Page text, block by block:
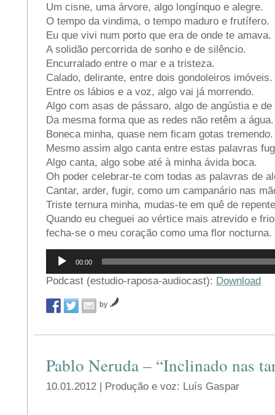
Um cisne, uma árvore, algo longínquo e alegre.
O tempo da vindima, o tempo maduro e frutífero.
Eu que vivi num porto que era de onde te amava.
A solidão percorrida de sonho e de silêncio.
Encurralado entre o mar e a tristeza.
Calado, delirante, entre dois gondoleiros imóveis.
Entre os lábios e a voz, algo vai já morrendo.
Algo com asas de pássaro, algo de angústia e
Da mesma forma que as redes não retêm a água.
Boneca minha, quase nem ficam gotas tremendo.
Mesmo assim algo canta entre estas palavras
Algo canta, algo sobe até à minha ávida boca.
Oh poder celebrar-te com todas as palavras de
Cantar, arder, fugir, como um campanário nas
Triste ternura minha, mudas-te em quê de
Quando eu cheguei ao vértice mais atrevido e frio
fecha-se o meu coração como uma flor nocturna.
Reprodutor
áudio
00:00
Podcast (estudio-raposa-audiocast): Download
by
Pablo Neruda – “Inclinado nas
10.01.2012 | Produção e voz: Luís Gaspar